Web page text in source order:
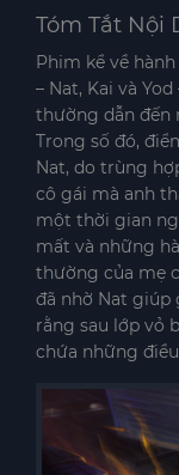
Tóm Tắt Nội
Phim kể về
– Nat, Kai và
thường dẫn đến
Trong số đó,
Nat, do trùng
cô gái mà anh
một thời gian
mất và những
thường của mẹ
đã nhờ Nat giúp
rằng sau lớp vỏ
chứa những